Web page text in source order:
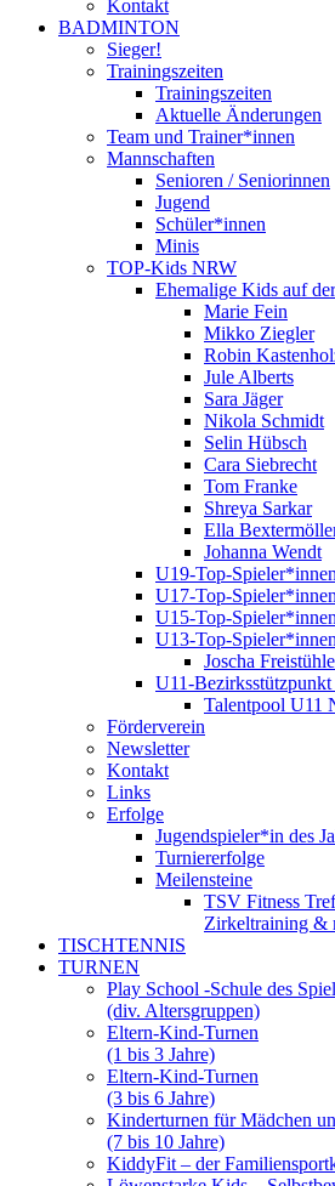
Kontakt
BADMINTON
Sieger!
Trainingszeiten
Trainingszeiten
Aktuelle Änderungen
Team und Trainer*innen
Mannschaften
Senioren / Seniorinnen
Jugend
Schüler*innen
Minis
TOP-Kids NRW
Ehemalige Kids auf
Marie Fein
Mikko Ziegler
Robin
Jule Alberts
Sara Jäger
Nikola Schmidt
Selin Hübsch
Cara Siebrecht
Tom Franke
Shreya Sarkar
Ella
Johanna Wendt
U19-Top-
U17-Top-
U15-Top-
U13-Top-
Joscha
U11-
Talentpool U11
Förderverein
Newsletter
Kontakt
Links
Erfolge
Jugendspieler*in des
Turniererfolge
Meilensteine
TSV Fitness
Zirkeltraining &
TISCHTENNIS
TURNEN
Play School -Schule des
(div. Altersgruppen)
Eltern-Kind-Turnen
(1 bis 3 Jahre)
Eltern-Kind-Turnen
(3 bis 6 Jahre)
Kinderturnen für Mädchen
(7 bis 10 Jahre)
KiddyFit – der